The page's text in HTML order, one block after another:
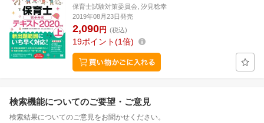
保育士試験対策委員会, 汐見稔幸
2019年08月23日発売
2,090円 (税込)
19ポイント 1倍
検索機能についてのご要望・ご意見
検索結果についてのご意見をお聞かせください。